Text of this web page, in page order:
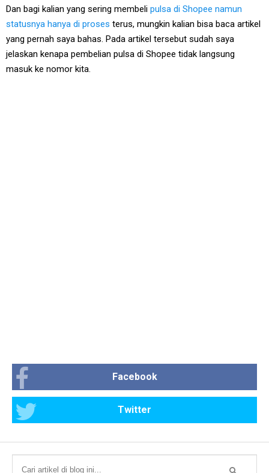
Dan bagi kalian yang sering membeli pulsa di Shopee namun
statusnya hanya di proses terus, mungkin kalian bisa baca artikel
yang pernah saya bahas. Pada artikel tersebut sudah saya
jelaskan kenapa pembelian pulsa di Shopee tidak langsung
masuk ke nomor kita.
Facebook
Twitter